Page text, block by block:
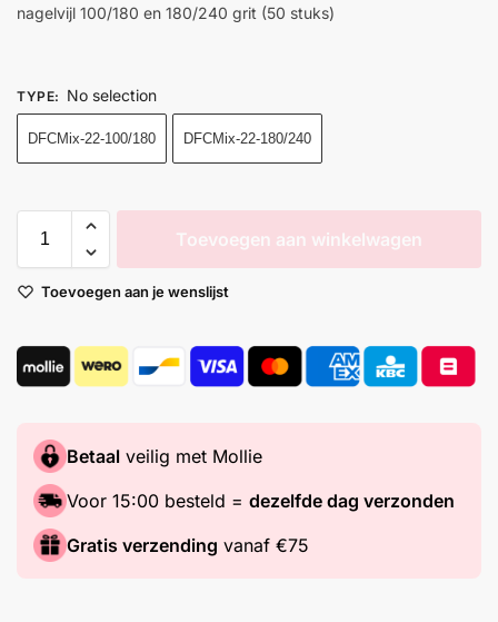
nagelvijl 100/180 en 180/240 grit (50 stuks)
TYPE: No selection
DFCMix-22-100/180 DFCMix-22-180/240
Toevoegen aan winkelwagen
Toevoegen aan je wenslijst
Betaal veilig met Mollie
Voor 15:00 besteld = dezelfde dag verzonden
Gratis verzending vanaf €75